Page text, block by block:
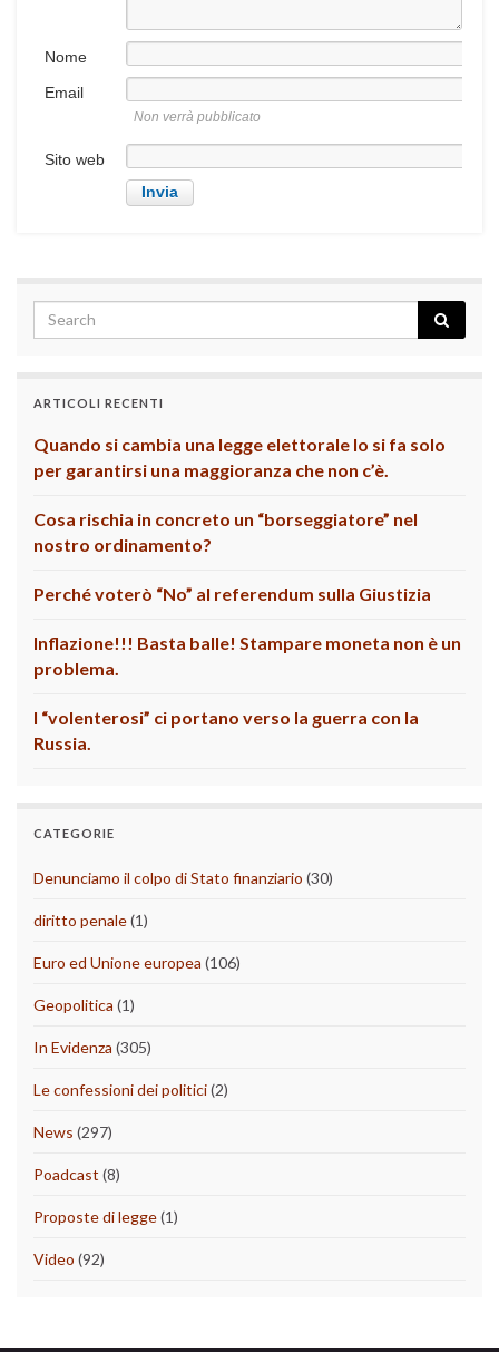
Nome
Email
Non verrà pubblicato
Sito web
ARTICOLI RECENTI
Quando si cambia una legge elettorale lo si fa solo
per garantirsi una maggioranza che non c’è.
Cosa rischia in concreto un “borseggiatore” nel
nostro ordinamento?
Perché voterò “No” al referendum sulla Giustizia
Inflazione!!! Basta balle! Stampare moneta non è un
problema.
I “volenterosi” ci portano verso la guerra con la
Russia.
CATEGORIE
Denunciamo il colpo di Stato finanziario (30)
diritto penale(1)
Euro ed Unione europea (106)
Geopolitica (1)
In Evidenza (305)
Le confessioni dei politici(2)
News (297)
Poadcast (8)
Proposte di legge(1)
Video (92)